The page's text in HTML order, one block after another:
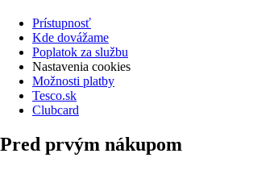
Prístupnosť
Kde dovážame
Poplatok za službu
Nastavenia cookies
Možnosti platby
Tesco.sk
Clubcard
Pred prvým nákupom